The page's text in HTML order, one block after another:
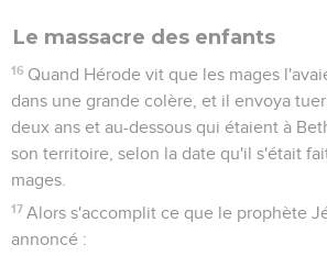
Le massacre des enfants
16 Quand Hérode vit que les mages
dans une grande colère, et il envoya
deux ans et au-dessous qui étaient à
son territoire, selon la date qu'il s'était
mages.
17 Alors s'accomplit ce que le prophète
annoncé :